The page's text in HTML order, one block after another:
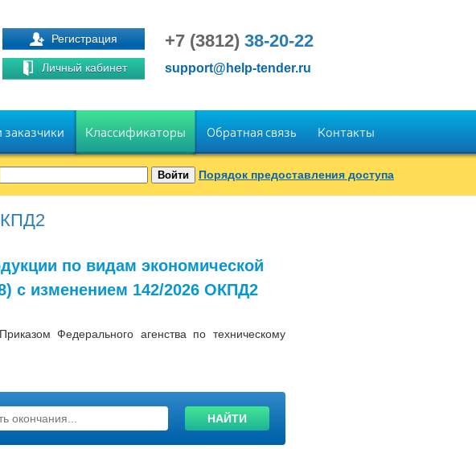
Регистрация
Личный кабинет
+7 (3812) 38-20-22
support@help-tender.ru
Классификаторы Обратная связь Контакты
Порядок предоставления доступа
по видам экономической
с изменением 142/2026 ОКПД2
Федерального агенства по техническому
НАЙТИ